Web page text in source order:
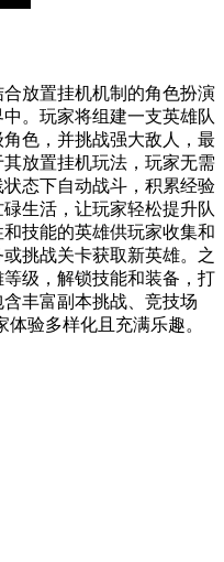
放置挂机机制的角色扮演
。玩家将组建一支英雄队
色，并挑战强大敌人，最
放置挂机玩法，玩家无需
态下自动战斗，积累经验
生活，让玩家轻松提升队
技能的英雄供玩家收集和
挑战关卡获取新英雄。之
级，解锁技能和装备，打
丰富副本挑战、竞技场
验多样化且充满乐趣。